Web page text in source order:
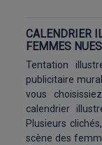
CALENDRIER
FEMMES
Tentation
publicitaire
vous
calendrier
Plusieurs
scène des